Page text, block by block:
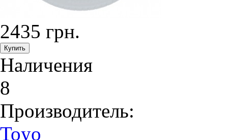
2435 грн.
Наличения
8
Производитель:
Toyo